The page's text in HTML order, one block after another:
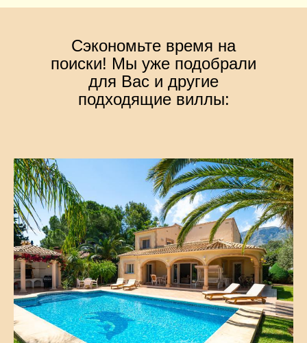
Сэкономьте время на
поиски! Мы уже подобрали
для Вас и другие
подходящие виллы: